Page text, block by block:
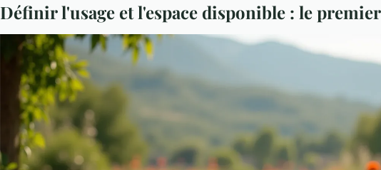
Définir l'usage et l'espace disponible : le